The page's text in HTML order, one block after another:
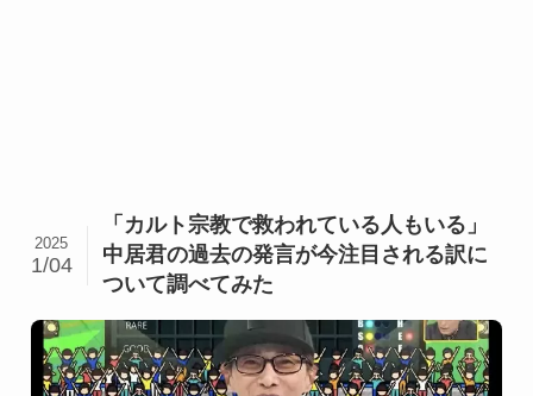
「カルト宗教で救われている人もいる」
中居君の過去の発言が今注目される訳に
ついて調べてみた
2025
1/04